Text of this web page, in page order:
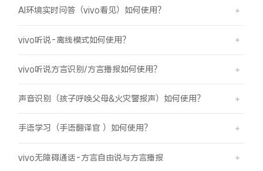
AI环境实时问答（vivo看见）如何使用？
vivo听说-离线模式如何使用？
vivo听说方言识别/方言播报如何使用？
声音识别（孩子呼唤父母&火灾警报声）如何使用？
手语学习（手语翻译官 ）如何使用？
vivo无障碍通话-方言自由说与方言播报